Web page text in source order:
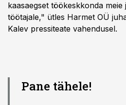
kaasaegset töökeskkonda
töötajale," ütles Harmet OÜ
Kalev pressiteate vahendusel.
Pane tähele!